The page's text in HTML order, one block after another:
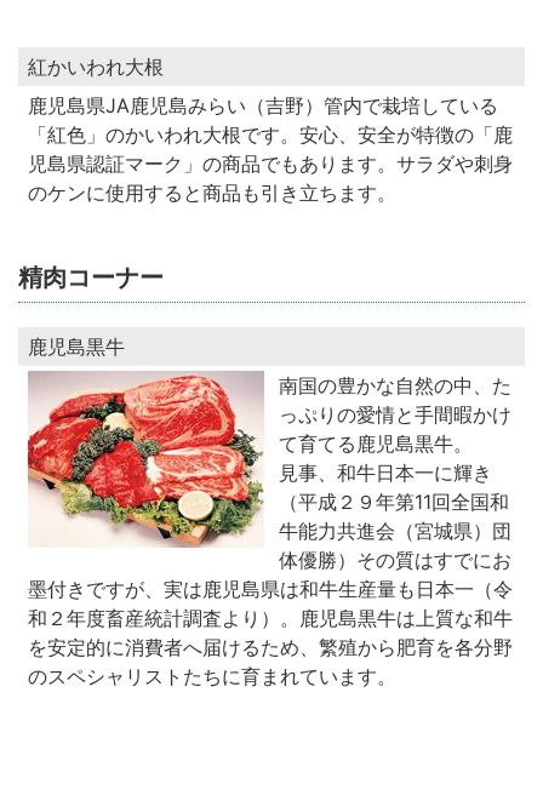
紅かいわれ大根
鹿児島県JA鹿児島みらい（吉野）管内で栽培している
「紅色」のかいわれ大根です。安心、安全が特徴の「鹿
児島県認証マーク」の商品でもあります。サラダや刺身
のケンに使用すると商品も引き立ちます。
精肉コーナー
鹿児島黒牛
南国の豊かな自然の中、た
っぷりの愛情と手間暇かけ
て育てる鹿児島黒牛。
見事、和牛日本一に輝き
（平成２９年第11回全国和
牛能力共進会（宮城県）団
体優勝）その質はすでにお
墨付きですが、実は鹿児島県は和牛生産量も日本一（令
和２年度畜産統計調査より）。鹿児島黒牛は上質な和牛
を安定的に消費者へ届けるため、繁殖から肥育を各分野
のスペシャリストたちに育まれています。